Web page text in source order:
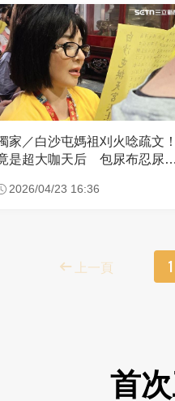
家／白沙屯媽祖刈火唸疏文！
是超大咖天后 包尿布忍尿5
2026/04/23 16:36
上一頁 1
首